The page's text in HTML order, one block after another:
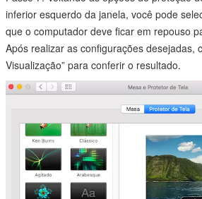
inferior esquerdo da janela, você pode
que o computador deve ficar em repouso
Após realizar as configurações desejadas,
Visualização” para conferir o resultado.